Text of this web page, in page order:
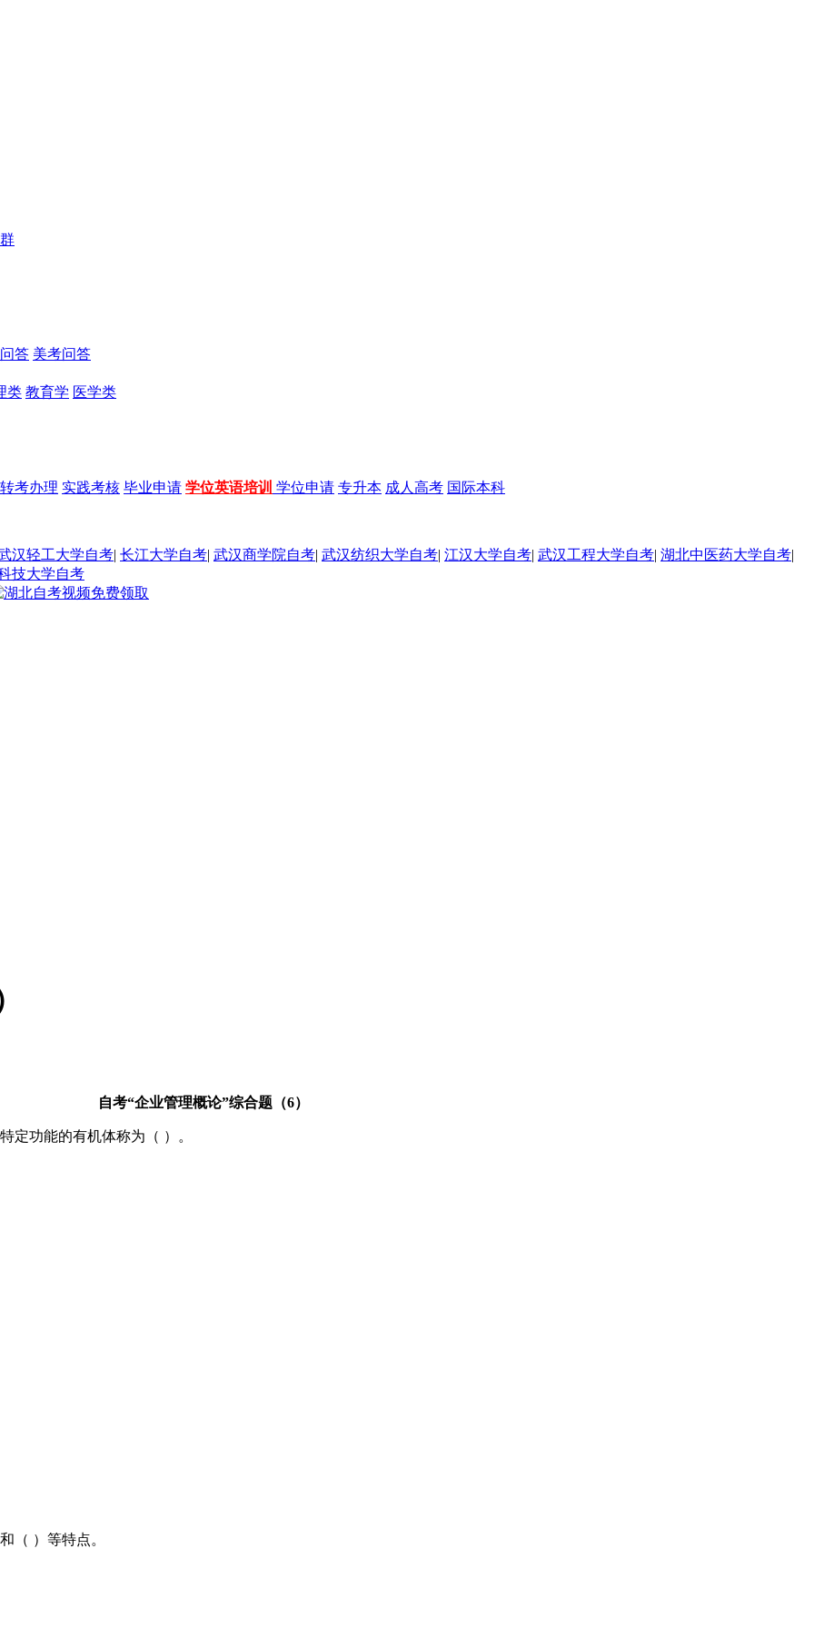
答 美考问答
类 教育学 医学类
转考办理 实践考核 毕业申请 学位英语培训 学位申请 专升本 成人高考 国际本科
汉轻工大学自考| 长江大学自考| 武汉商学院自考| 武汉纺织大学自考| 江汉大学自考| 武汉工程大学自考| 湖北中医药大学自考|
技大学自考
自考“企业管理概论”综合题（6）
功能的有机体称为（ ）。
）等特点。